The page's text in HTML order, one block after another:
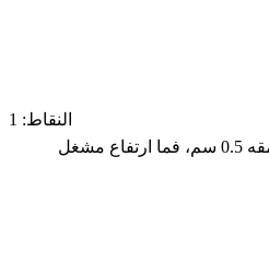
النقاط: 1
لدى رنا وريهام النوع ذاته من مشغل MP3 ولكن بلونين مختلفين. المشغلان على شكل منشورين مستطيلين متطابقين. حجم مشغل رنا 4.92 سم مكعب وعرضه 2.4 سم وعمقه 0.5 سم، فما ارتفاع مشغل